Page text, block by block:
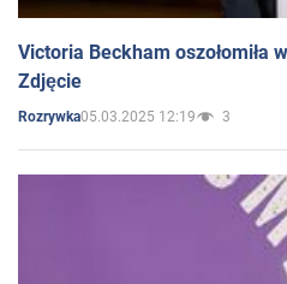
Victoria Beckham oszołomiła
Zdjęcie
Rozrywka05.03.2025 12:19 3